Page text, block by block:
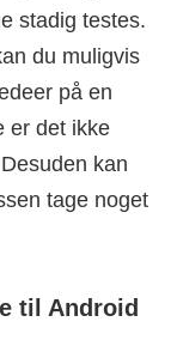
stadig testes.
du muligvis
på en
er det ikke
kan
tage noget
til Android